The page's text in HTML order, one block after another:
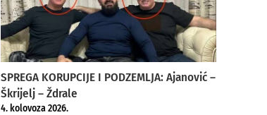
SPREGA KORUPCIJE I PODZEMLJA: Ajanović –
Škrijelj – Ždrale
4. kolovoza 2026.